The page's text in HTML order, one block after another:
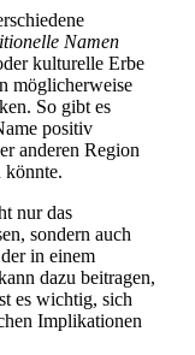
Namen
kulturelle Erbe
möglicherweise
So gibt es
positiv
anderen Region
könnte.
nur das
sondern auch
in einem
dazu beitragen,
es wichtig, sich
Implikationen